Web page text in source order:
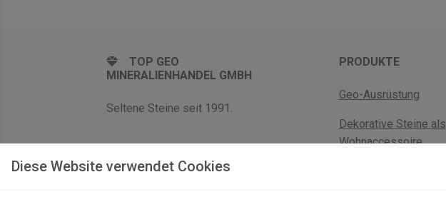
Diese Website verwendet Cookies
TOP GEO
MINERALIENHANDEL GMBH
Seltene Steine seit 1991.
PRODUKTE
Geo-Ausrüstung
Dekorative Steine als
Wohnaccessoire